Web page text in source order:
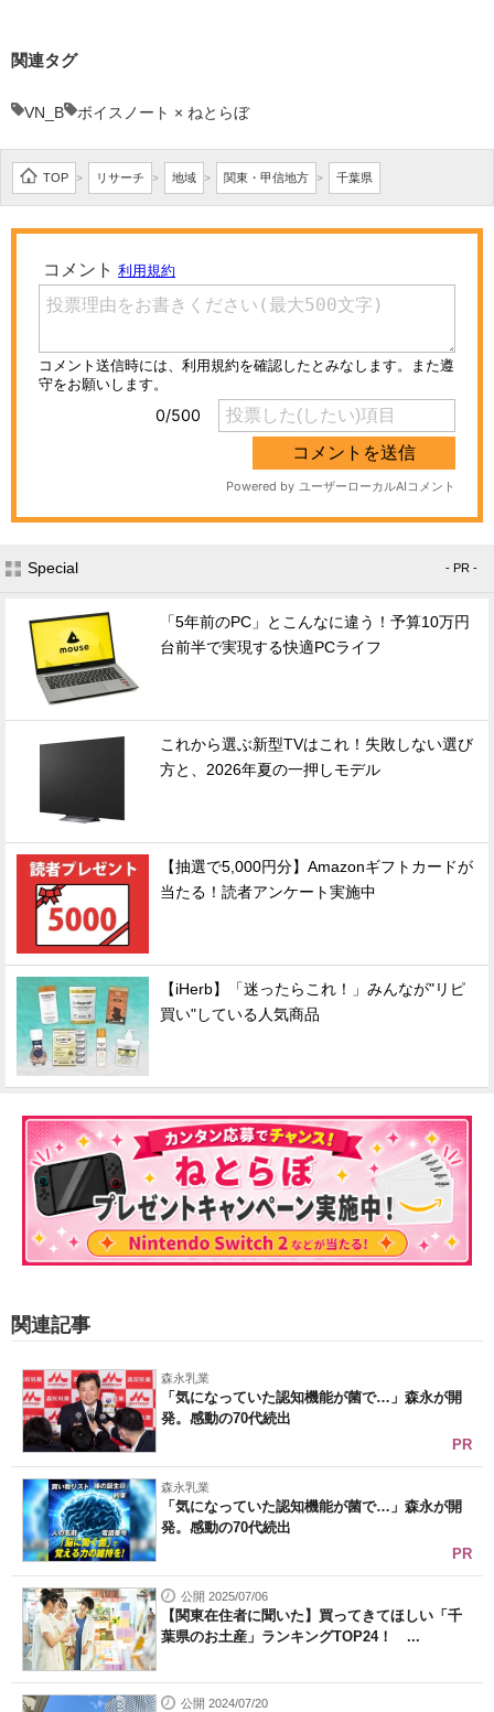
関連タグ
VN_B ボイスノート × ねとらぼ
TOP > リサーチ > 地域 > 関東・甲信地方 > 千葉県
Special - PR -
「5年前のPC」とこんなに違う！予算10万円
台前半で実現する快適PCライフ
これから選ぶ新型TVはこれ！失敗しない選び
方と、2026年夏の一押しモデル
【抽選で5,000円分】Amazonギフトカードが
当たる！読者アンケート実施中
【iHerb】「迷ったらこれ！」みんなが"リピ
買い"している人気商品
関連記事
森永乳業
「気になっていた認知機能が菌で…」森永が開
発。感動の70代続出
PR
森永乳業
「気になっていた認知機能が菌で…」森永が開
発。感動の70代続出
PR
公開 2025/07/06
【関東在住者に聞いた】買ってきてほしい「千
葉県のお土産」ランキングTOP24！ ...
公開 2024/07/20